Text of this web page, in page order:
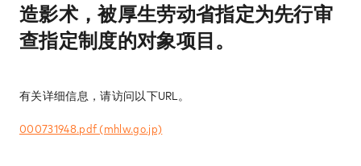
微波乳腺造影术​
充电电池无损成像系统​
钢筋断裂和腐蚀无损检测系统​
Careers
造影术，被厚生劳动省指定为先行审
查指定制度的对象项目。​
有关详细信息，请访问以下URL。
000731948.pdf (mhlw.go.jp)